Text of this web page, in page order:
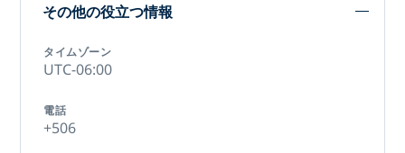
その他の役立つ情報
タイムゾーン
UTC-06:00
電話
+506